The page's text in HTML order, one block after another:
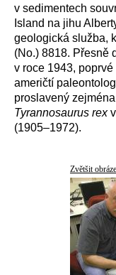
v sedimentech
Island na jihu
geologická služba,
(No.) 8818. Přesně
v roce 1943,
američtí
proslavený
Tyrannosaurus rexv
(1905–1972).
Zvětšit